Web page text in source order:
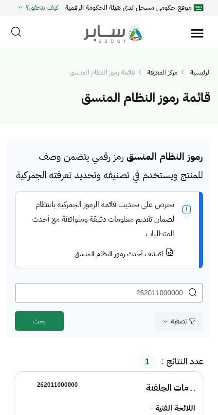
موقع حكومي مسجل لدى هيئة الحكومة الرقمية كيف تتحقق؟
الرئيسية مركز المعرفة قائمة رموز النظام المنسق
قائمة رموز النظام المنسق
رموز النظام المنسق رمز رقمي يتضمن وصف
للمنتج ويستخدم في تصنيفه وتحديد تعرفته الجمركية
نحرص على تحديث قائمة الرموز الجمركية بانتظام
لضمان تقديم معلومات دقيقة ومتوافقة مع أحدث
المتطلبات
اكتشف أحدث رموز النظام المنسق
تصفية
عدد النتائج : 1
262011000000 ـ ـ مات الجلفنة
اللائحة الفنية -